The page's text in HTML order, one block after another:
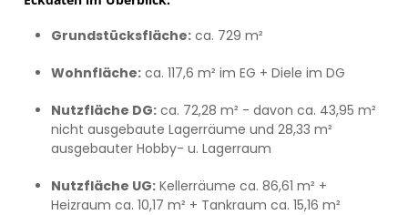
Grundstücksfläche:ca. 729 m²
Wohnfläche:ca. 117,6 m² im EG + Diele im DG
Nutzfläche DG:ca. 72,28 m² - davon ca. 43,95 m²
nicht ausgebaute Lagerräume und 28,33 m²
ausgebauter Hobby- u. Lagerraum
Nutzfläche UG:Kellerräume ca. 86,61 m² +
Heizraum ca. 10,17 m² + Tankraum ca. 15,16 m²